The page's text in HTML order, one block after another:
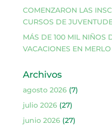
COMENZARON LAS
CURSOS DE
MÁS DE 100 MIL NIÑOS
VACACIONES EN MERLO
Archivos
agosto 2026(7)
julio 2026(27)
junio 2026(27)